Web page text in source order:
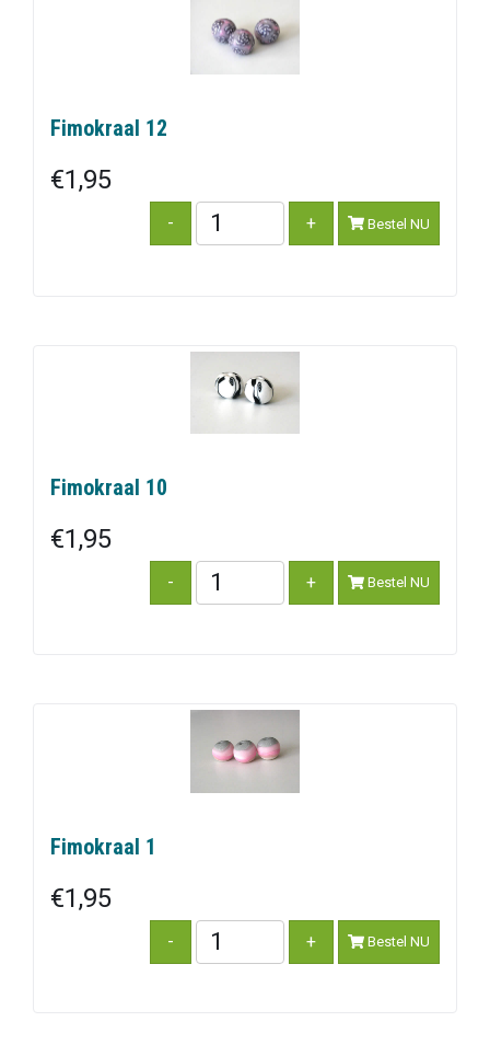
Fimokraal 12
€1,95
Bestel NU
Fimokraal 10
€1,95
Bestel NU
Fimokraal 1
€1,95
Bestel NU